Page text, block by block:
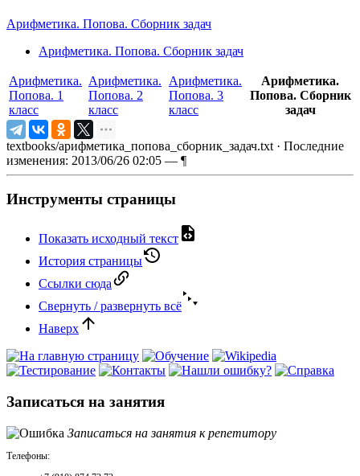
Арифметика. Попова. Сборник задач
Арифметика. Попова. Сборник задач
Арифметика.
Попова. 1
класс
Арифметика.
Попова. 2
класс
Арифметика.
Попова. 3
класс
Арифметика.
Попова. Сборник
задач
textbooks/арифметика_попова_сборник_задач.txt · Последние
изменения: 2013/06/26 02:05 — ¶
Инструменты страницы
Показать исходный текст
История страницы
Ссылки сюда
Свернуть / развернуть всё
Наверх
Записаться на занятия
Записаться на занятия к репетитору
Телефоны: